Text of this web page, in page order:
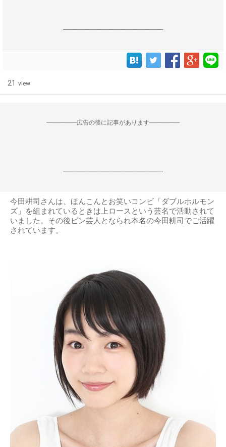
------------------------------------------------------------------
21 view
--------------------広告の後に記事があります--------------------
------------------------------------------------------------------
今田耕司さんは、ほんこんとお笑いコンビ「ダブルホルモン
ズ」を組まれているときは上ロースという芸名で活動されて
いました。その後ピン芸人となられ本名の今田耕司でご活躍
されています。